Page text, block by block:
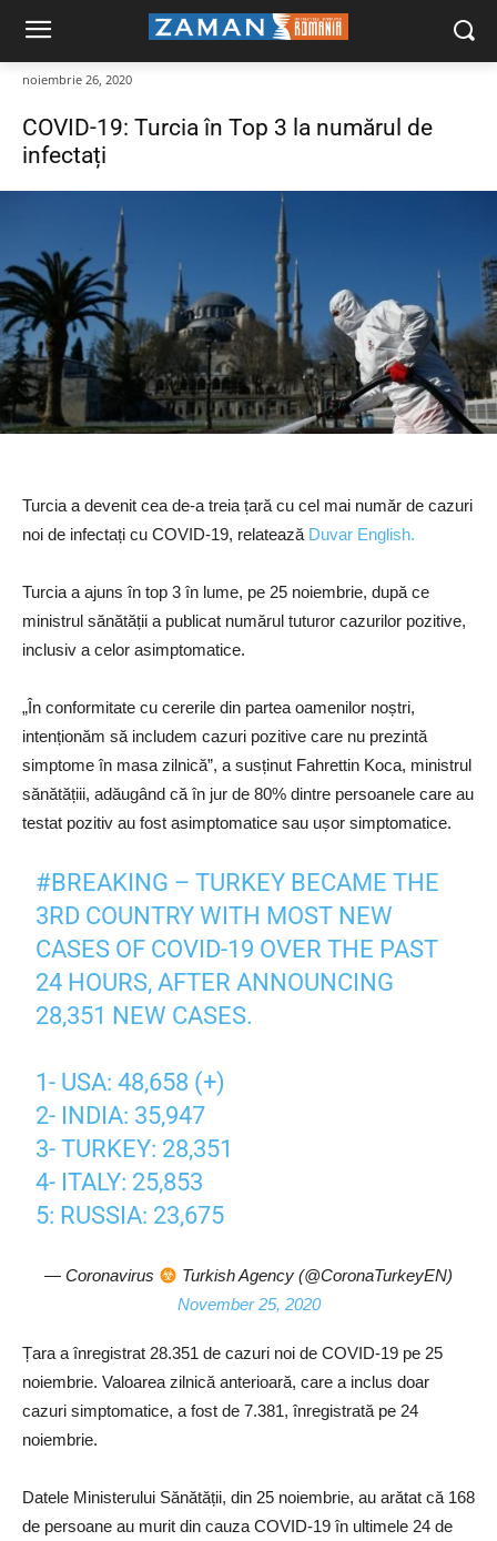
noiembrie 26, 2020
COVID-19: Turcia în Top 3 la numărul de
infectați
Turcia a devenit cea de-a treia țară cu cel mai număr de cazuri
noi de infectați cu COVID-19, relatează Duvar English.
Turcia a ajuns în top 3 în lume, pe 25 noiembrie, după ce
ministrul sănătății a publicat numărul tuturor cazurilor pozitive,
inclusiv a celor asimptomatice.
„În conformitate cu cererile din partea oamenilor noștri,
intenționăm să includem cazuri pozitive care nu prezintă
simptome în masa zilnică”, a susținut Fahrettin Koca, ministrul
sănătățiii, adăugând că în jur de 80% dintre persoanele care au
testat pozitiv au fost asimptomatice sau ușor simptomatice.
#BREAKING – TURKEY BECAME THE
3RD COUNTRY WITH MOST NEW
CASES OF COVID-19 OVER THE PAST
24 HOURS, AFTER ANNOUNCING
28,351 NEW CASES.
1- USA: 48,658 (+)
2- INDIA: 35,947
3- TURKEY: 28,351
4- ITALY: 25,853
5: RUSSIA: 23,675
— Coronavirus
Turkish Agency (@CoronaTurkeyEN)
November 25, 2020
Țara a înregistrat 28.351 de cazuri noi de COVID-19 pe 25
noiembrie. Valoarea zilnică anterioară, care a inclus doar
cazuri simptomatice, a fost de 7.381, înregistrată pe 24
noiembrie.
Datele Ministerului Sănătății, din 25 noiembrie, au arătat că 168
de persoane au murit din cauza COVID-19 în ultimele 24 de